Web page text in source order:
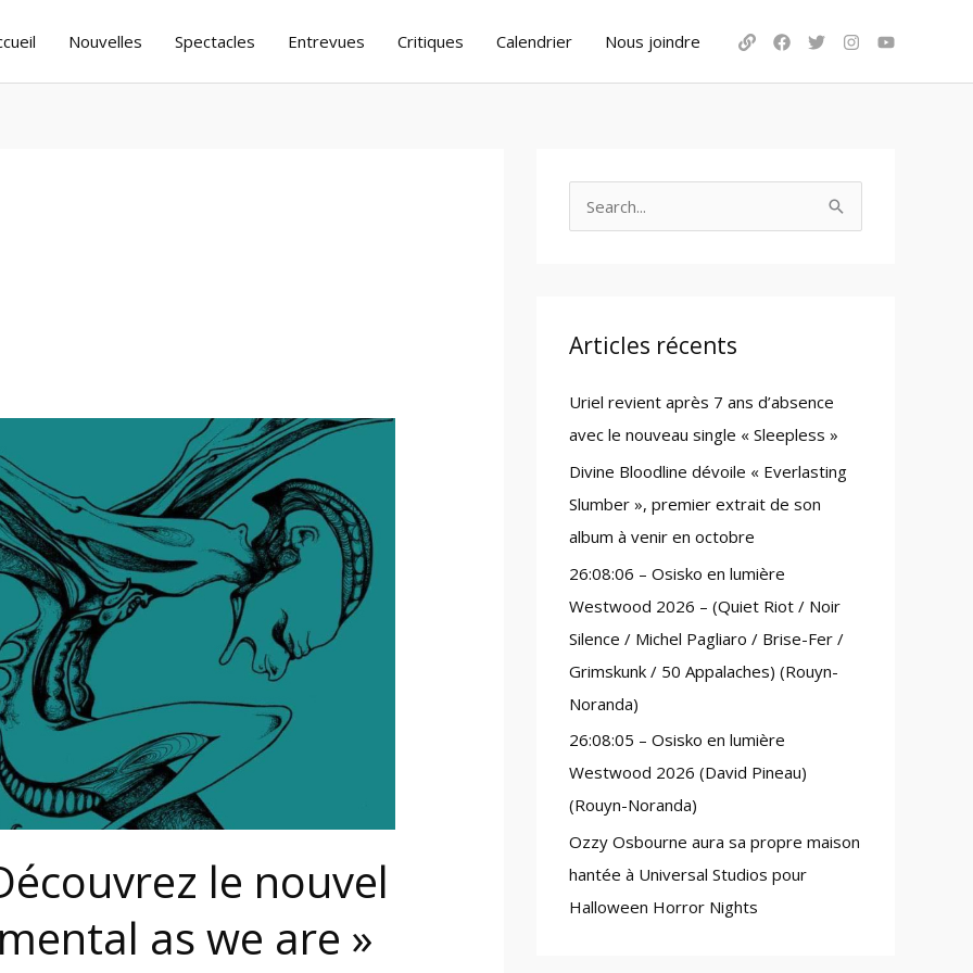
Nouvelles Spectacles Entrevues Critiques Calendrier Nous joindre
le nouvel
as we are »
c
f
o
r
:
Articles récents
Uriel revient après 7 ans d’absence
avec le nouveau single « Sleepless »
Divine Bloodline dévoile « Everlasting
Slumber », premier extrait de son
album à venir en octobre
26:08:06 – Osisko en lumière
Westwood 2026 – (Quiet Riot / Noir
Silence / Michel Pagliaro / Brise-Fer /
Grimskunk / 50 Appalaches) (Rouyn-
Noranda)
26:08:05 – Osisko en lumière
Westwood 2026 (David Pineau)
(Rouyn-Noranda)
Ozzy Osbourne aura sa propre maison
hantée à Universal Studios pour
Halloween Horror Nights